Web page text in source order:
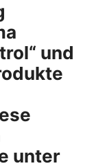
und
unter